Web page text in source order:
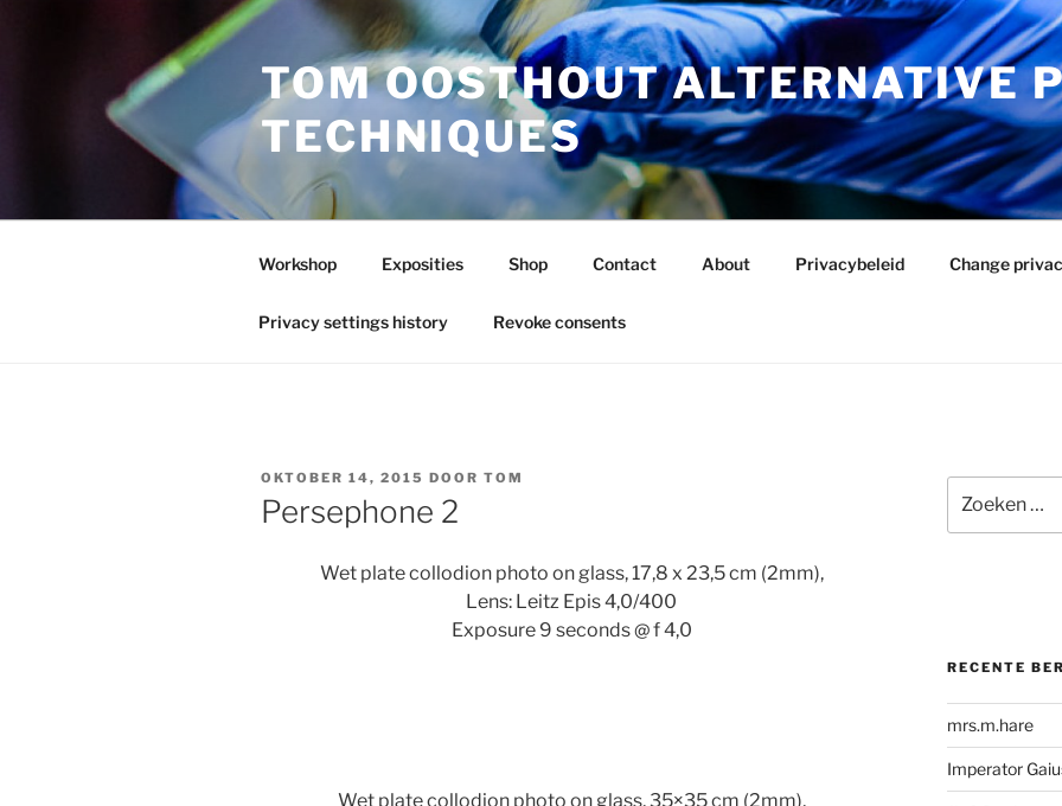
TOM OOSTHOUT ALTERNATIVE
TECHNIQUES
Workshop Exposities Shop Contact About Privacybeleid Change
Privacy settings history Revoke consents
GEPLAATST
OP
OKTOBER 14, 2015 DOOR TOM
Persephone 2
Wet plate collodion photo on glass, 17,8 x 23,5 cm (2mm),
Lens: Leitz Epis 4,0/400
Exposure 9 seconds @ f 4,0
Wet plate collodion photo on glass, 35×35 cm (2mm),
naar:
RECENTE
mrs.m.hare
Imperator